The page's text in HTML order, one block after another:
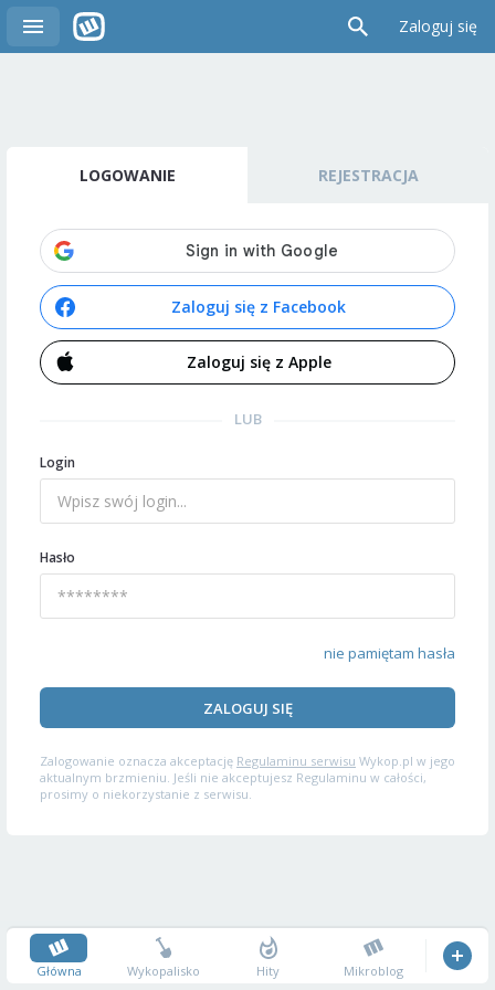
Zaloguj się
LOGOWANIE REJESTRACJA
Zaloguj się z Facebook
Zaloguj się z Apple
LUB
Login
Hasło
nie pamiętam hasła
ZALOGUJ SIĘ
Zalogowanie oznacza akceptację Regulaminu serwisu Wykop.pl w jego
aktualnym brzmieniu. Jeśli nie akceptujesz Regulaminu w całości,
prosimy o niekorzystanie z serwisu.
Główna Wykopalisko Hity Mikroblog